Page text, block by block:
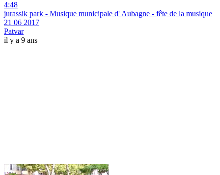
4:48
jurassik park - Musique municipale d' Aubagne - fête de la musique
21 06 2017
Patvar
il y a 9 ans